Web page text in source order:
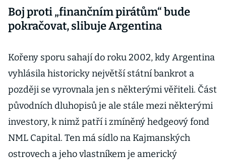
Boj proti „finančním pirátům“ bude
pokračovat, slibuje Argentina
Kořeny sporu sahají do roku 2002, kdy Argentina
vyhlásila historicky největší státní bankrot a
později se vyrovnala jen s některými věřiteli. Část
původních dluhopisů je ale stále mezi některými
investory, k nimž patří i zmíněný hedgeový fond
NML Capital. Ten má sídlo na Kajmanských
ostrovech a jeho vlastníkem je americký